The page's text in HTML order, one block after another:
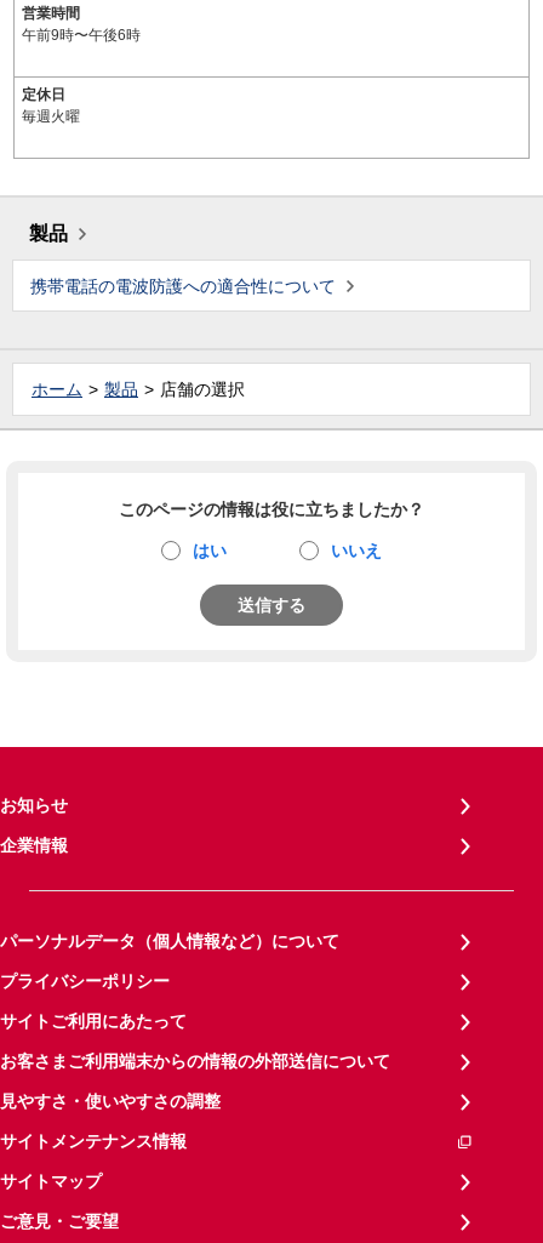
営業時間
午前9時〜午後6時
定休日
毎週火曜
製品
携帯電話の電波防護への適合性について
ホーム 製品 店舗の選択
このページの情報は役に立ちましたか？
はい いいえ
送信する
お知らせ
企業情報
パーソナルデータ（個人情報など）について
プライバシーポリシー
サイトご利用にあたって
お客さまご利用端末からの情報の外部送信について
見やすさ・使いやすさの調整
サイトメンテナンス情報
サイトマップ
ご意見・ご要望